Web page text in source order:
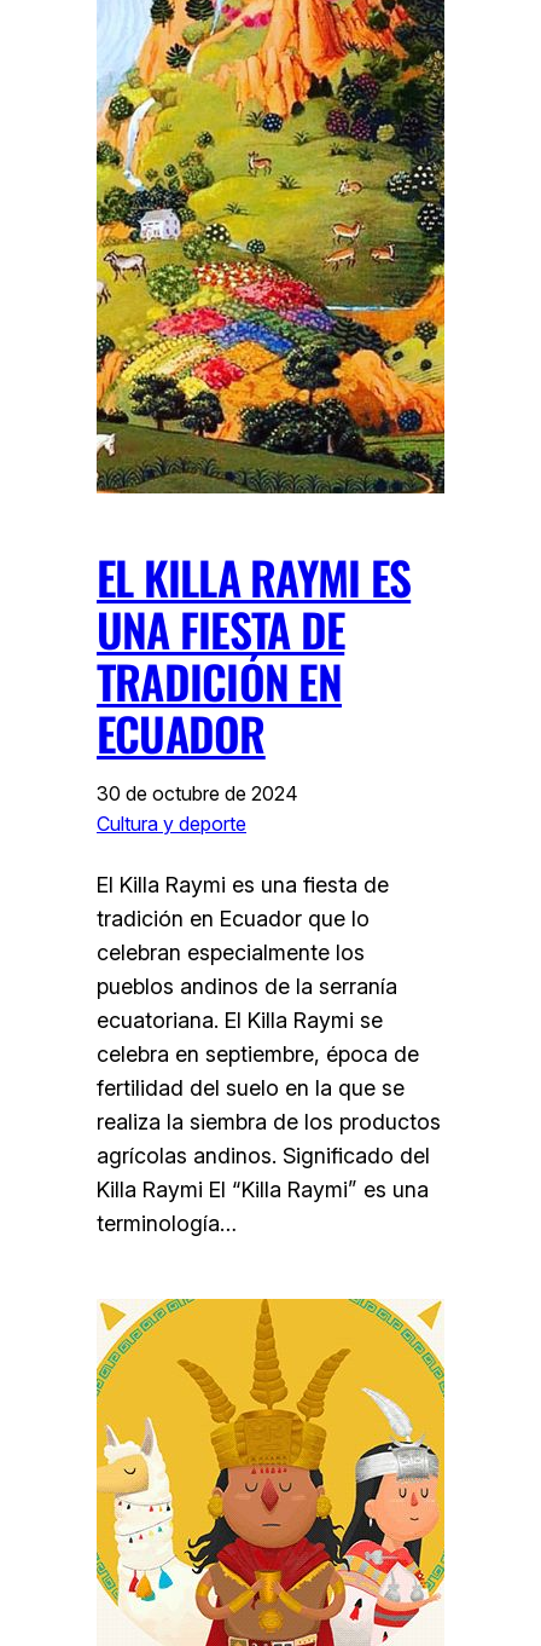
EL KILLA RAYMI ES
UNA FIESTA DE
TRADICIÓN EN
ECUADOR
30 de octubre de 2024
Cultura y deporte
El Killa Raymi es una fiesta de
tradición en Ecuador que lo
celebran especialmente los
pueblos andinos de la serranía
ecuatoriana. El Killa Raymi se
celebra en septiembre, época de
fertilidad del suelo en la que se
realiza la siembra de los productos
agrícolas andinos. Significado del
Killa Raymi El “Killa Raymi” es una
terminología…